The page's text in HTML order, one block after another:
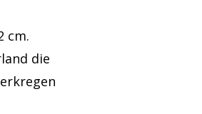
cm.
die